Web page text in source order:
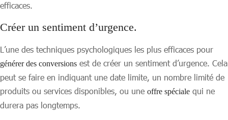
efficaces.
Créer un sentiment d’urgence.
L’une des techniques psychologiques les plus efficaces pour
générer des conversions est de créer un sentiment d’urgence. Cela
peut se faire en indiquant une date limite, un nombre limité de
produits ou services disponibles, ou une offre spéciale qui ne
durera pas longtemps.